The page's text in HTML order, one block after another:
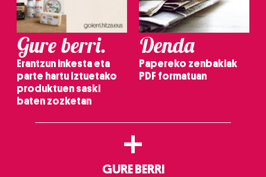
Gure berri.
Erantzun inkesta eta
parte hartu Iztuetako
produktuen saski
baten zozketan
Denda
Papereko zenbakiak
PDF formatuan
+
GURE BERRI